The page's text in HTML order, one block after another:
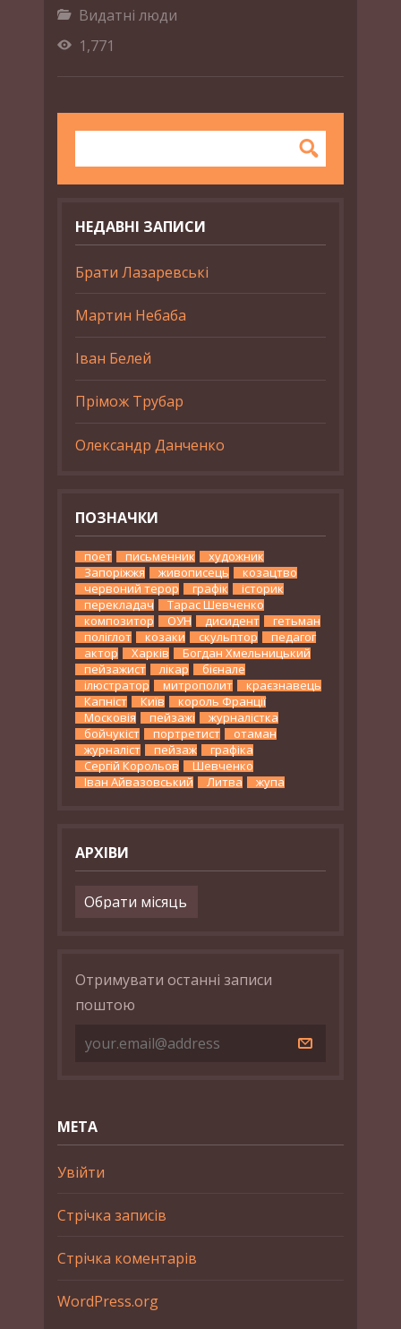
Видатні люди
1,771
НЕДАВНІ ЗАПИСИ
Брати Лазаревські
Мартин Небаба
Іван Белей
Прімож Трубар
Олександр Данченко
ПОЗНАЧКИ
поет письменник
художник
Запоріжжя
живописець
козацтво
червоний терор
графік
історик
перекладач
Тарас Шевченко
композитор
ОУН дисидент
гетьман
поліглот
козаки скульптор
педагог
актор
Харків
Богдан Хмельницький
пейзажист
лікар
бієнале
ілюстратор
митрополит
краєзнавець
Капніст
Київ
король Франції
Московія
пейзажі
журналістка
бойчукіст
портретист
отаман
журналіст
пейзаж
графіка
Сергій Корольов
Шевченко
Іван Айвазовський
Литва жупа
АРХІВИ
Архіви
Отримувати останні записи
поштою
МЕТА
Увійти
Стрічка записів
Стрічка коментарів
WordPress.org